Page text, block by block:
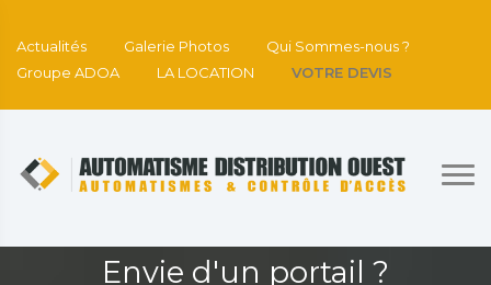
Actualités Galerie Photos
Qui Sommes-nous ?
Groupe ADOA
LA LOCATION VOTRE DEVIS
Envie d'un portail ?